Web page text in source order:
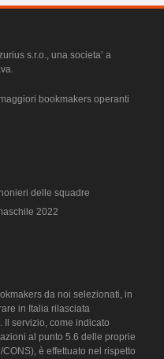
s.r.o., una societa’ a
bookmakers operanti
delle squadre
2022
da noi selezionati, in
in Italia rilasciata
Il servizio, come indicato
al punto 5.6 delle proprie
è effettuato nel rispetto